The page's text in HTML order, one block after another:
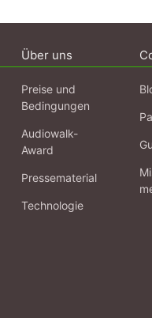
Über uns
Preise und
Bedingungen
Audiowalk-
Award
Pressematerial
Technologie